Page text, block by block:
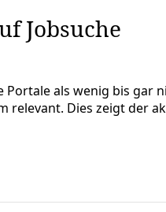
Jobsuche
als wenig bis gar
Dies zeigt der